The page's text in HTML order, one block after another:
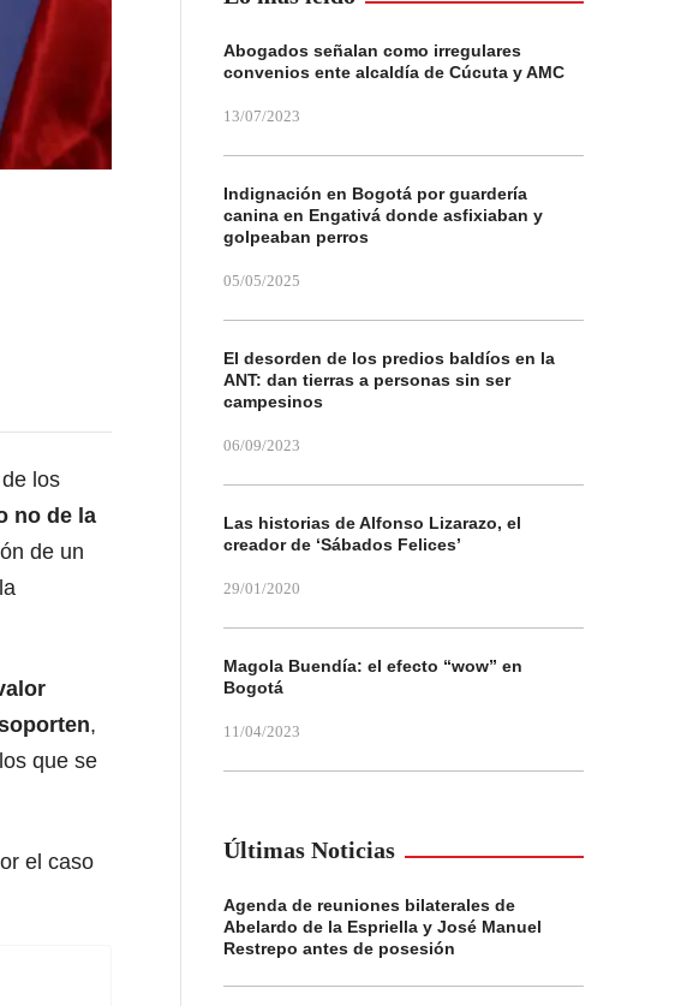
los
no de la
de un
,
que se
el caso
Abogados señalan como irregulares
convenios ente alcaldía de Cúcuta y AMC
13/07/2023
Indignación en Bogotá por guardería
canina en Engativá donde asfixiaban y
golpeaban perros
05/05/2025
El desorden de los predios baldíos en la
ANT: dan tierras a personas sin ser
campesinos
06/09/2023
Las historias de Alfonso Lizarazo, el
creador de ‘Sábados Felices’
29/01/2020
Magola Buendía: el efecto “wow” en
Bogotá
11/04/2023
Últimas Noticias
Agenda de reuniones bilaterales de
Abelardo de la Espriella y José Manuel
Restrepo antes de posesión